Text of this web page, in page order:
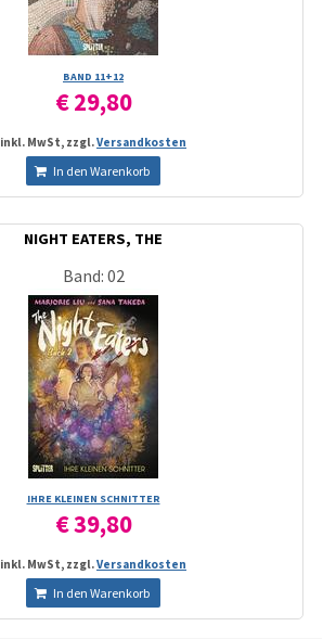
BAND 11+12
€ 29,80
inkl. MwSt, zzgl.Versandkosten
In den Warenkorb
NIGHT EATERS, THE
Band: 02
IHRE KLEINEN SCHNITTER
€ 39,80
inkl. MwSt, zzgl.Versandkosten
In den Warenkorb